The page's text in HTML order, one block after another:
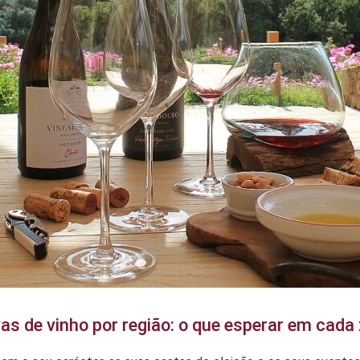
de vinho por região: o que esperar em cada